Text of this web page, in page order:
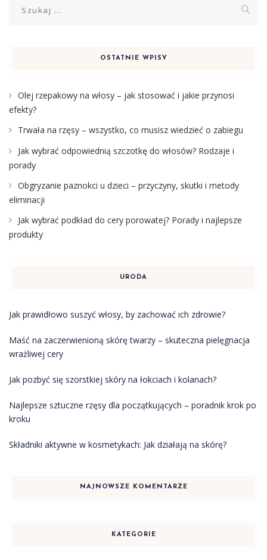
OSTATNIE WPISY
Olej rzepakowy na włosy – jak stosować i jakie przynosi
efekty?
Trwała na rzęsy – wszystko, co musisz wiedzieć o zabiegu
Jak wybrać odpowiednią szczotkę do włosów? Rodzaje i
porady
Obgryzanie paznokci u dzieci – przyczyny, skutki i metody
eliminacji
Jak wybrać podkład do cery porowatej? Porady i najlepsze
produkty
URODA
Jak prawidłowo suszyć włosy, by zachować ich zdrowie?
Maść na zaczerwienioną skórę twarzy – skuteczna pielęgnacja
wrażliwej cery
Jak pozbyć się szorstkiej skóry na łokciach i kolanach?
Najlepsze sztuczne rzęsy dla początkujących – poradnik krok po
kroku
Składniki aktywne w kosmetykach: Jak działają na skórę?
NAJNOWSZE KOMENTARZE
KATEGORIE